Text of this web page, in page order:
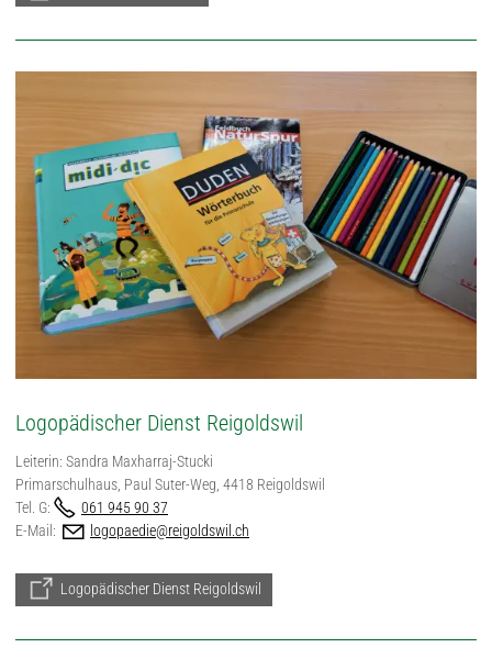
Logopädischer Dienst Reigoldswil
Leiterin: Sandra Maxharraj-Stucki
Primarschulhaus, Paul Suter-Weg, 4418 Reigoldswil
Tel. G:
061 945 90 37
E-Mail:
logopaedie@reigoldswil.ch
Logopädischer Dienst Reigoldswil